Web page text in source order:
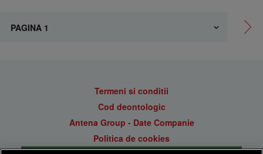
Termeni si conditii
Cod deontologic
Antena Group - Date Companie
Politica de cookies